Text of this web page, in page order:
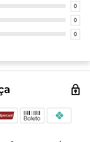
0
0
0